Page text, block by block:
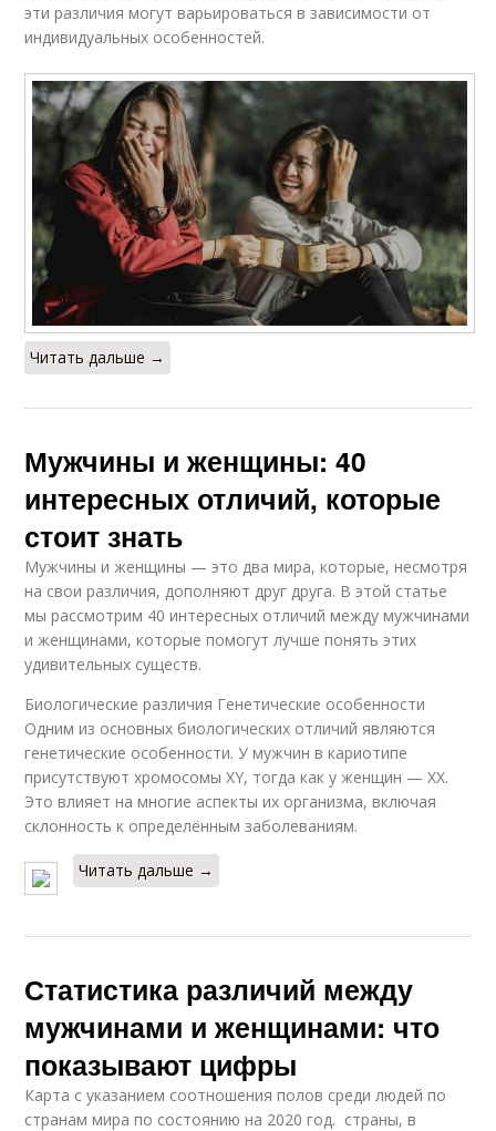
эти различия могут варьироваться в зависимости от
индивидуальных особенностей.
Читать дальше →
Мужчины и женщины: 40
интересных отличий, которые
стоит знать
Мужчины и женщины — это два мира, которые, несмотря
на свои различия, дополняют друг друга. В этой статье
мы рассмотрим 40 интересных отличий между мужчинами
и женщинами, которые помогут лучше понять этих
удивительных существ.
Биологические различия Генетические особенности
Одним из основных биологических отличий являются
генетические особенности. У мужчин в кариотипе
присутствуют хромосомы XY, тогда как у женщин — XX.
Это влияет на многие аспекты их организма, включая
склонность к определённым заболеваниям.
Читать дальше →
Статистика различий между
мужчинами и женщинами: что
показывают цифры
Карта с указанием соотношения полов среди людей по
странам мира по состоянию на 2020 год. страны, в